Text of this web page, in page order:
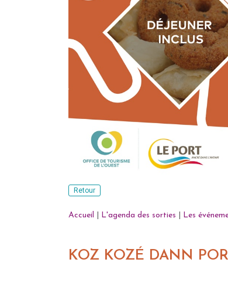
Retour
Accueil L'agenda des sorties Les
KOZ KOZÉ DANN